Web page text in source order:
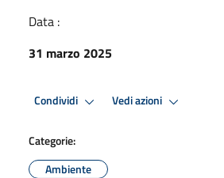
Data :
31 marzo 2025
Condividi Vedi azioni
Categorie:
Ambiente